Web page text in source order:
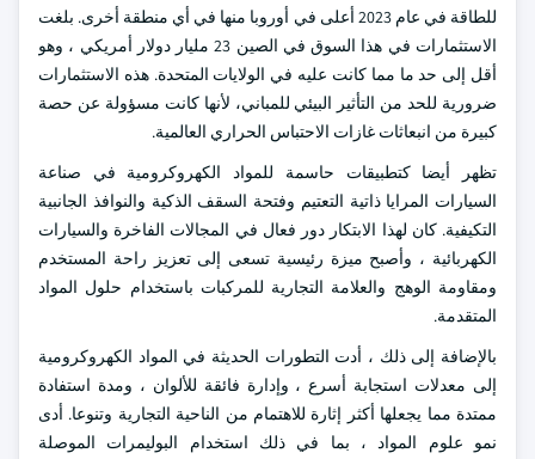
للطاقة في عام 2023 أعلى في أوروبا منها في أي منطقة أخرى. بلغت
الاستثمارات في هذا السوق في الصين 23 مليار دولار أمريكي ، وهو
أقل إلى حد ما مما كانت عليه في الولايات المتحدة. هذه الاستثمارات
ضرورية للحد من التأثير البيئي للمباني، لأنها كانت مسؤولة عن حصة
كبيرة من انبعاثات غازات الاحتباس الحراري العالمية.
تظهر أيضا كتطبيقات حاسمة للمواد الكهروكرومية في صناعة
السيارات المرايا ذاتية التعتيم وفتحة السقف الذكية والنوافذ الجانبية
التكيفية. كان لهذا الابتكار دور فعال في المجالات الفاخرة والسيارات
الكهربائية ، وأصبح ميزة رئيسية تسعى إلى تعزيز راحة المستخدم
ومقاومة الوهج والعلامة التجارية للمركبات باستخدام حلول المواد
المتقدمة.
بالإضافة إلى ذلك ، أدت التطورات الحديثة في المواد الكهروكرومية
إلى معدلات استجابة أسرع ، وإدارة فائقة للألوان ، ومدة استفادة
ممتدة مما يجعلها أكثر إثارة للاهتمام من الناحية التجارية وتنوعا. أدى
نمو علوم المواد ، بما في ذلك استخدام البوليمرات الموصلة